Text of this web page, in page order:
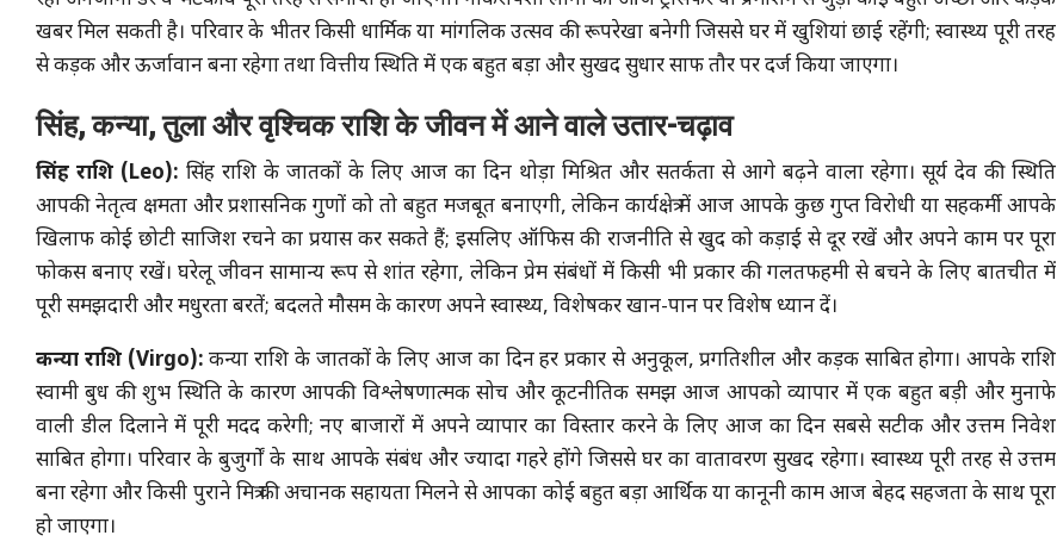
खबर मिल सकती है। परिवार के भीतर किसी धार्मिक या मांगलिक उत्सव की रूपरेखा बनेगी जिससे घर में खुशियां छाई रहेंगी; स्वास्थ्य पूरी तरह
से कड़क और ऊर्जावान बना रहेगा तथा वित्तीय स्थिति में एक बहुत बड़ा और सुखद सुधार साफ तौर पर दर्ज किया जाएगा।
सिंह, कन्या, तुला और वृश्चिक राशि के जीवन में आने वाले उतार-चढ़ाव
सिंह राशि (Leo): सिंह राशि के जातकों के लिए आज का दिन थोड़ा मिश्रित और सतर्कता से आगे बढ़ने वाला रहेगा। सूर्य देव की स्थिति
आपकी नेतृत्व क्षमता और प्रशासनिक गुणों को तो बहुत मजबूत बनाएगी, लेकिन कार्यक्षेत्र में आज आपके कुछ गुप्त विरोधी या सहकर्मी आपके
खिलाफ कोई छोटी साजिश रचने का प्रयास कर सकते हैं; इसलिए ऑफिस की राजनीति से खुद को कड़ाई से दूर रखें और अपने काम पर पूरा
फोकस बनाए रखें। घरेलू जीवन सामान्य रूप से शांत रहेगा, लेकिन प्रेम संबंधों में किसी भी प्रकार की गलतफहमी से बचने के लिए बातचीत में
पूरी समझदारी और मधुरता बरतें; बदलते मौसम के कारण अपने स्वास्थ्य, विशेषकर खान-पान पर विशेष ध्यान दें।
कन्या राशि (Virgo): कन्या राशि के जातकों के लिए आज का दिन हर प्रकार से अनुकूल, प्रगतिशील और कड़क साबित होगा। आपके राशि
स्वामी बुध की शुभ स्थिति के कारण आपकी विश्लेषणात्मक सोच और कूटनीतिक समझ आज आपको व्यापार में एक बहुत बड़ी और मुनाफे
वाली डील दिलाने में पूरी मदद करेगी; नए बाजारों में अपने व्यापार का विस्तार करने के लिए आज का दिन सबसे सटीक और उत्तम निवेश
साबित होगा। परिवार के बुजुर्गों के साथ आपके संबंध और ज्यादा गहरे होंगे जिससे घर का वातावरण सुखद रहेगा। स्वास्थ्य पूरी तरह से उत्तम
बना रहेगा और किसी पुराने मित्र की अचानक सहायता मिलने से आपका कोई बहुत बड़ा आर्थिक या कानूनी काम आज बेहद सहजता के साथ पूरा
हो जाएगा।